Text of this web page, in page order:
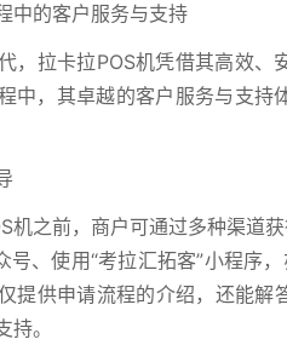
中的客户服务与支持
，拉卡拉POS机凭借其高效
中，其卓越的客户服务与支
机之前，商户可通过多种渠道
号、使用“考拉汇拓客”小程序
提供申请流程的介绍，还能
。